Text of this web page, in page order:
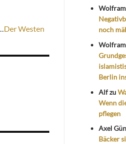
Der Westen
noch
Berlin
Alfzu
Wenn
pflegen
Axel
Bäcker